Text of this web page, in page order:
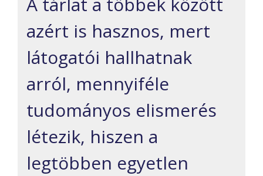
azért is hasznos, mert
látogatói hallhatnak
arról, mennyiféle
tudományos elismerés
létezik, hiszen a
legtöbben egyetlen